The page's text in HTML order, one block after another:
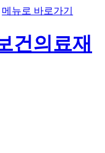
메뉴로 바로가기